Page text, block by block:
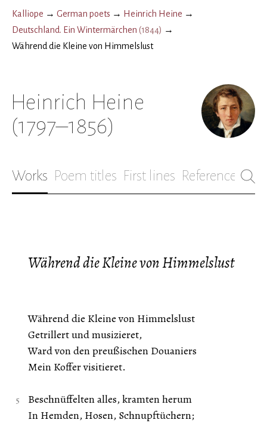
Kalliope → German poets → Heinrich Heine →
Deutschland. Ein Wintermärchen (1844) →
Während die Kleine von Himmelslust
Heinrich Heine
(1797–1856)
Works Poem titles First lines References
Während die Kleine von Himmelslust
Während die Kleine von Himmelslust
Getrillert und musizieret,
Ward von den preußischen Douaniers
Mein Koffer visitieret.
Beschnüffelten alles, kramten herum
In Hemden, Hosen, Schnupftüchern;